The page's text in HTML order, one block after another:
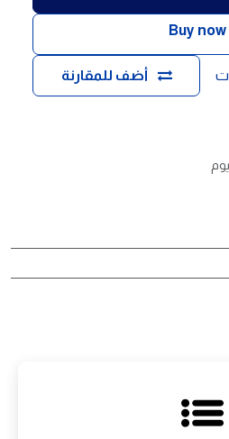
Buy now
أضف للمقارنة